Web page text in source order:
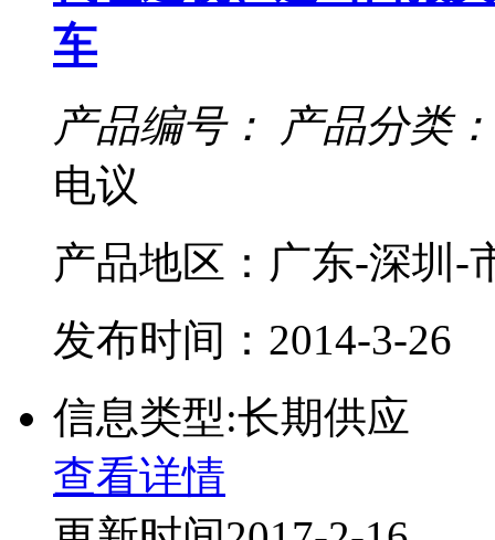
车
产品编号：
产品分类
电议
产品地区：广东-深圳-
发布时间：2014-3-26
信息类型:长期供应
查看详情